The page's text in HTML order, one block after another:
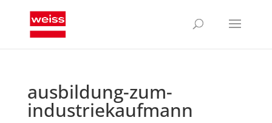
ausbildung-zum-
industriekaufmann